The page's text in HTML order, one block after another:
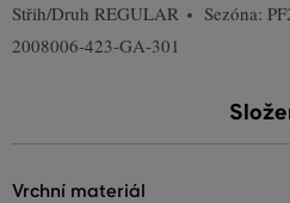
Střih/Druh REGULAR Sezóna:
2008006-423-GA-301
vrchní materiál